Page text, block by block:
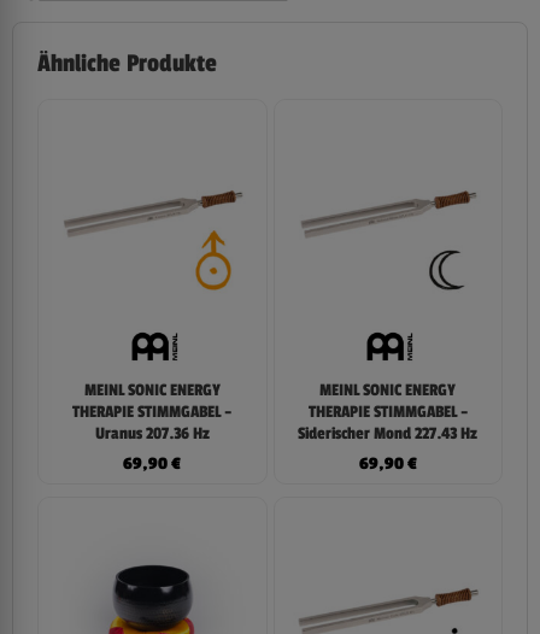
Ähnliche Produkte
MEINL SONIC ENERGY
THERAPIE STIMMGABEL –
Uranus 207.36 Hz
69,90€
MEINL SONIC ENERGY
THERAPIE STIMMGABEL –
Siderischer Mond 227.43 Hz
69,90€